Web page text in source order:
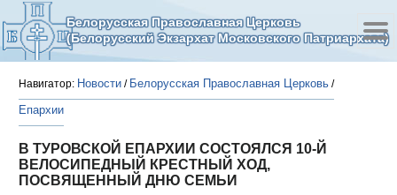
Белорусская Православная Церковь
(Белорусский Экзархат Московского Патриархата)
Навигатор: Новости / Белорусская Православная Церковь /
Епархии
В ТУРОВСКОЙ ЕПАРХИИ СОСТОЯЛСЯ 10-Й
ВЕЛОСИПЕДНЫЙ КРЕСТНЫЙ ХОД,
ПОСВЯЩЕННЫЙ ДНЮ СЕМЬИ